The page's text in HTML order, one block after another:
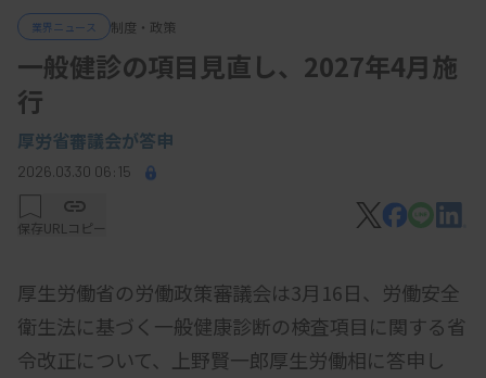
業界ニュース 制度・政策
一般健診の項目見直し、2027年4月施
行
厚労省審議会が答申
2026.03.30 06:15
保存URLコピー
厚生労働省の労働政策審議会は3月16日、労働安全
衛生法に基づく一般健康診断の検査項目に関する省
令改正について、上野賢一郎厚生労働相に答申し